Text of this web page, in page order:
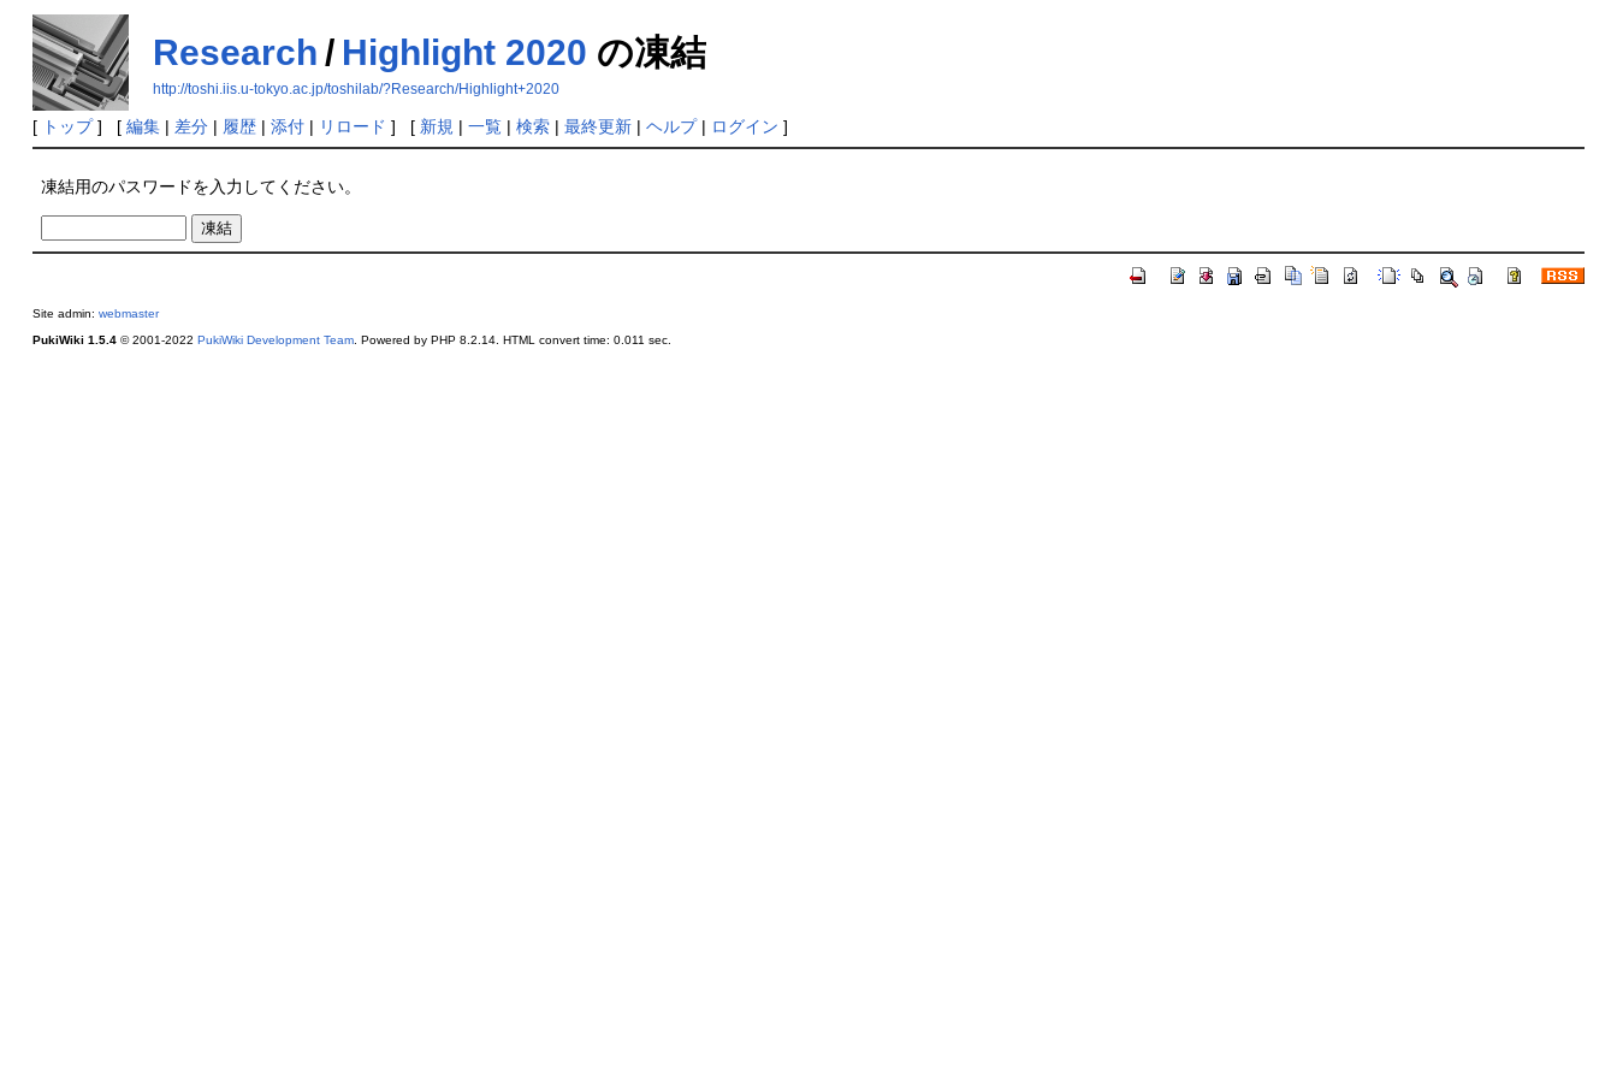
Research / Highlight 2020 の凍結
http://toshi.iis.u-tokyo.ac.jp/toshilab/?Research/Highlight+2020
[ トップ] [ 編集| 差分| 履歴| 添付| リロード ] [ 新規 | 一覧| 検索| 最終更新| ヘルプ| ログイン ]
凍結用のパスワードを入力してください。
Site admin: webmaster
PukiWiki 1.5.4© 2001-2022 PukiWiki Development Team. Powered by PHP 8.2.14. HTML convert time: 0.011 sec.